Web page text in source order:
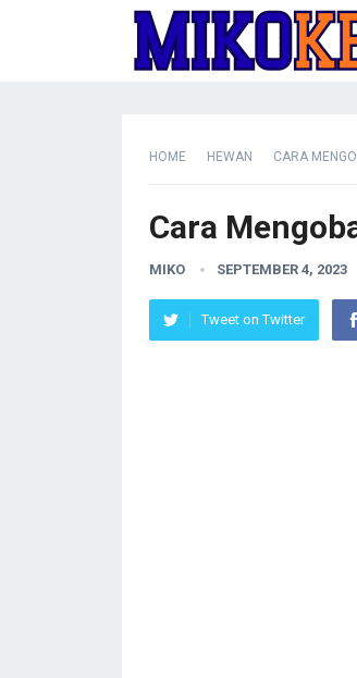
HOME HEWAN CARA
Cara
MIKO SEPTEMBER 4, 2023
Tweet on Twitter